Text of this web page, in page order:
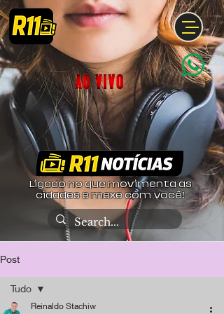
Ligado no que movimenta as
cidades e mexe com você!
Post
Tudo
Reinaldo Stachiw